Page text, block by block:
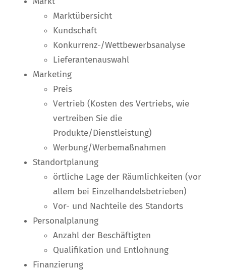
Marktübersicht
Kundschaft
Konkurrenz-/Wettbewerbsanalyse
Lieferantenauswahl
Marketing
Preis
Vertrieb (Kosten des Vertriebs, wie
vertreiben Sie die
Produkte/Dienstleistung)
Werbung/Werbemaßnahmen
Standortplanung
örtliche Lage der Räumlichkeiten (vor
allem bei Einzelhandelsbetrieben)
Vor- und Nachteile des Standorts
Personalplanung
Anzahl der Beschäftigten
Qualifikation und Entlohnung
Finanzierung